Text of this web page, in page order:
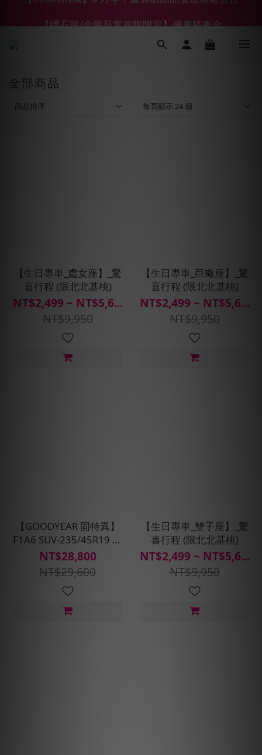
下單前綁定LINE會員加碼折100元
【鑽石熊/金熊新客首購限定】優惠搭車金
全部商品
商品排序 每頁顯示 24 個
【生日專車_處女座】_驚
喜行程 (限北北基桃)
NT$2,499 ~ NT$5,6...
NT$9,950
【生日專車_巨蠍座】_驚
喜行程 (限北北基桃)
NT$2,499 ~ NT$5,6...
NT$9,950
【GOODYEAR 固特異】
F1A6 SUV-235/45R19 四
入組 (超高性能操控胎)含
安裝定位平衡
NT$28,800
NT$29,600
【生日專車_雙子座】_驚
喜行程 (限北北基桃)
NT$2,499 ~ NT$5,6...
NT$9,950